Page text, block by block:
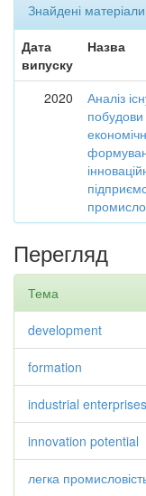
Знайдені
Дата
випуску
Назва
2020
Аналіз
побудови
Перегляд
Тема
development
formation
industrial enterprises
innovation potential
легка